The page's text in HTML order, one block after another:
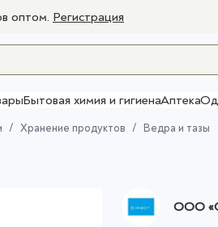
оптом. Регистрация
Бытовая химия и гигиенаАптека
Хранение продуктов
Ведра и тазы
ООО